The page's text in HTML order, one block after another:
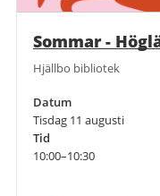
Sommar -
Hjällbo bibliotek
Datum
Tisdag 11 augusti
Tid
10:00–10:30